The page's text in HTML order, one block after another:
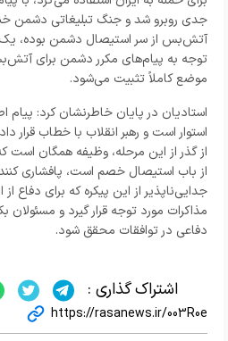
جدی روبرو شد و جنگ تبلیغاتی دشمن
آتش‌بس از سر استیصال دشمن بوده، یک
توجه به پیام‌های مکرر دشمن برای
موضع کاملاً تثبیت می‌شود.
استادیان در پایان خاطرنشان کرد: پیام
استوار است و رهبر انقلاب با خطاب قرار
از گذر از این مرحله، وظیفه همگان است
از باب استیصال خصم است، پافشاری
جدایی‌ناپذیر از این پیکره که برای دفاع
مذاکرات مورد توجه قرار گیرد و مسئولان
دفاعی در توافقات محقق شود.
اشتراک گذاری :
https://rasanews.ir/003R0e